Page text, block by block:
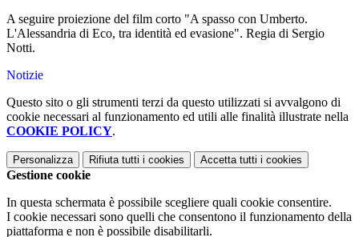
A seguire proiezione del film corto "A spasso con Umberto.
L'Alessandria di Eco, tra identità ed evasione". Regia di Sergio
Notti.
Notizie
Questo sito o gli strumenti terzi da questo utilizzati si avvalgono di
cookie necessari al funzionamento ed utili alle finalità illustrate nella
COOKIE POLICY.
Personalizza Rifiuta tutti i cookies Accetta tutti i cookies
Gestione cookie
In questa schermata è possibile scegliere quali cookie consentire.
I cookie necessari sono quelli che consentono il funzionamento della
piattaforma e non è possibile disabilitarli.